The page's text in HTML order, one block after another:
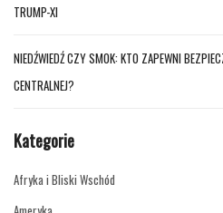
TRUMP-XI
NIEDŹWIEDŹ CZY SMOK: KTO ZAPEWNI
CENTRALNEJ?
Kategorie
Afryka i Bliski Wschód